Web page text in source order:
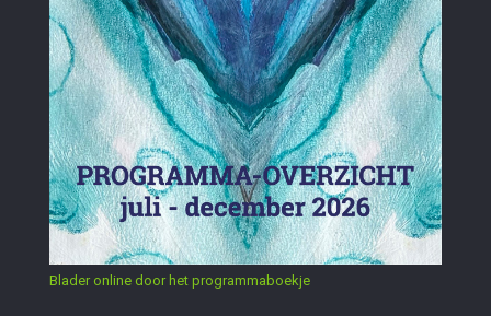
Blader online door het programmaboekje